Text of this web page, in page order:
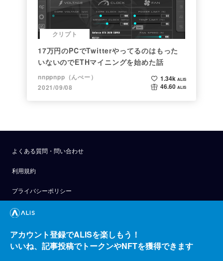
クリプト
17万円のPCでTwitterやってるのはもった
いないのでETHマイニングを始めた話
nnppnpp（んぺー）
2021/09/08
1.34k ALIS
46.60 ALIS
よくある質問・問い合わせ
利用規約
プライバシーポリシー
公式アナウンス
技術ブログ
API
アカウント登録でALISを楽しもう！
いいね、記事投稿でトークンやNFTを獲得できます